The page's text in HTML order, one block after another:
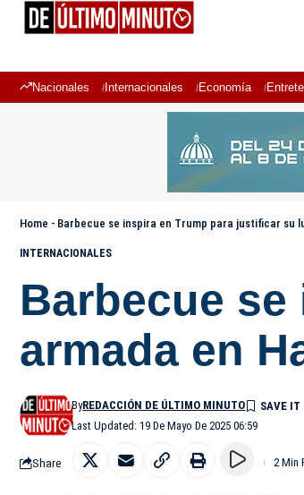
Nacionales Internacionales Economía
Home - Barbecue se inspira en Trump para justificar su
INTERNACIONALES
Barbecue
armada en
Last Updated: 19 De Mayo De 2025 06:59
ByREDACCIÓN DE ÚLTIMO MINUTO
Share 2 Min